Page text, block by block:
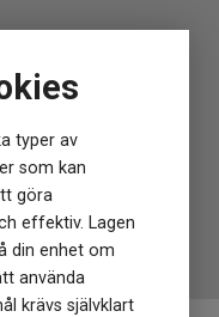
typer av
som kan
göra
effektiv. Lagen
din enhet om
använda
krävs självklart